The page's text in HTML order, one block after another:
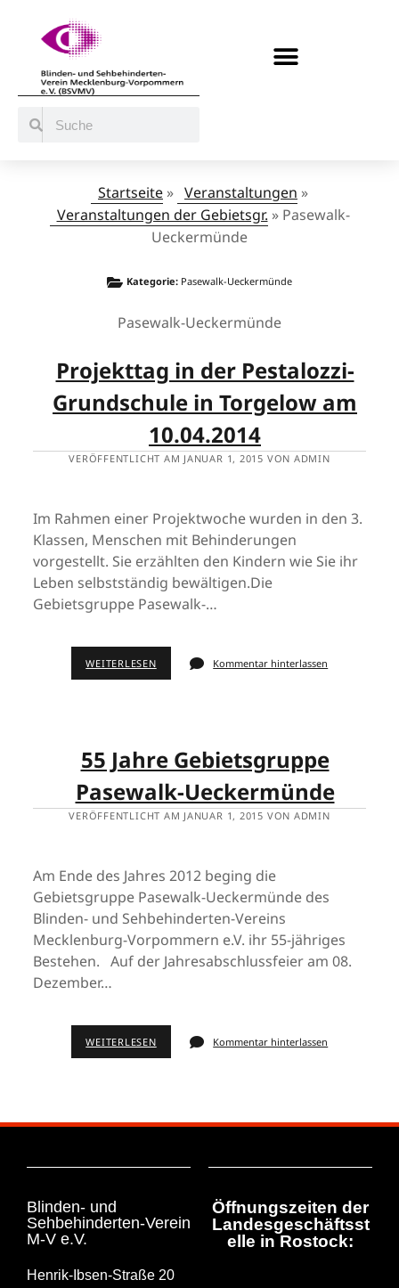
Startseite » Veranstaltungen »
Veranstaltungen der Gebietsgr. » Pasewalk-
Ueckermünde
Kategorie: Pasewalk-Ueckermünde
Pasewalk-Ueckermünde
Projekttag in der Pestalozzi-
Grundschule in Torgelow am
10.04.2014
VERÖFFENTLICHT AM JANUAR 1, 2015 VON ADMIN
Im Rahmen einer Projektwoche wurden in den 3.
Klassen, Menschen mit Behinderungen
vorgestellt. Sie erzählten den Kindern wie Sie ihr
Leben selbstständig bewältigen.Die
Gebietsgruppe Pasewalk-…
WEITERLESEN Kommentar hinterlassen
55 Jahre Gebietsgruppe
Pasewalk-Ueckermünde
VERÖFFENTLICHT AM JANUAR 1, 2015 VON ADMIN
Am Ende des Jahres 2012 beging die
Gebietsgruppe Pasewalk-Ueckermünde des
Blinden- und Sehbehinderten-Vereins
Mecklenburg-Vorpommern e.V. ihr 55-jähriges
Bestehen. Auf der Jahresabschlussfeier am 08.
Dezember…
WEITERLESEN Kommentar hinterlassen
Blinden- und
Sehbehinderten-Verein
M-V e.V.
Henrik-Ibsen-Straße 20
Öffnungszeiten der
Landesgeschäftsst
elle in Rostock: